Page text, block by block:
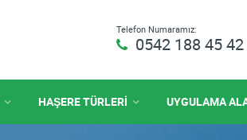
Telefon Numaramız:
0542 188 45 42
HAŞERE TÜRLERİ UYGULAMA